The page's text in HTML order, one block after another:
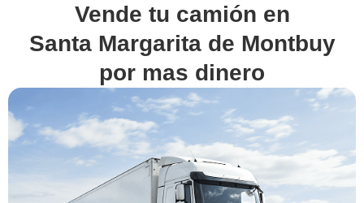
Vende tu camión en
Santa Margarita de Montbuy
por mas dinero